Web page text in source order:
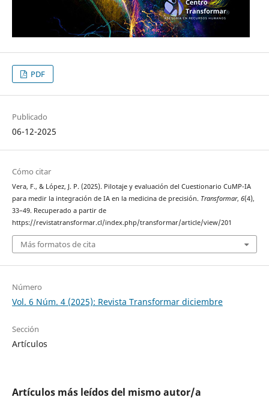
PDF
Publicado
06-12-2025
Cómo citar
Vera, F., & López, J. P. (2025). Pilotaje y evaluación del Cuestionario CuMP-IA
para medir la integración de IA en la medicina de precisión. Transformar, 6(4),
33–49. Recuperado a partir de
https://revistatransformar.cl/index.php/transformar/article/view/201
Más formatos de cita
Número
Vol. 6 Núm. 4 (2025): Revista Transformar diciembre
Sección
Artículos
Artículos más leídos del mismo autor/a